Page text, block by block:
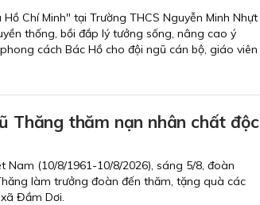
Chí Minh" tại Trường THCS Nguyễn Minh Nhựt
thống, bồi đắp lý tưởng sống, nâng cao ý
cách Bác Hồ cho đội ngũ cán bộ, giáo viên
Thăng thăm nạn nhân chất độc
(10/8/1961-10/8/2026), sáng 5/8, đoàn
làm trưởng đoàn đến thăm, tặng quà các
Đầm Dơi.